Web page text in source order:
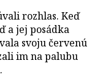
rozhlas. Keď
a jej posádka
svoju červenú
im na palubu